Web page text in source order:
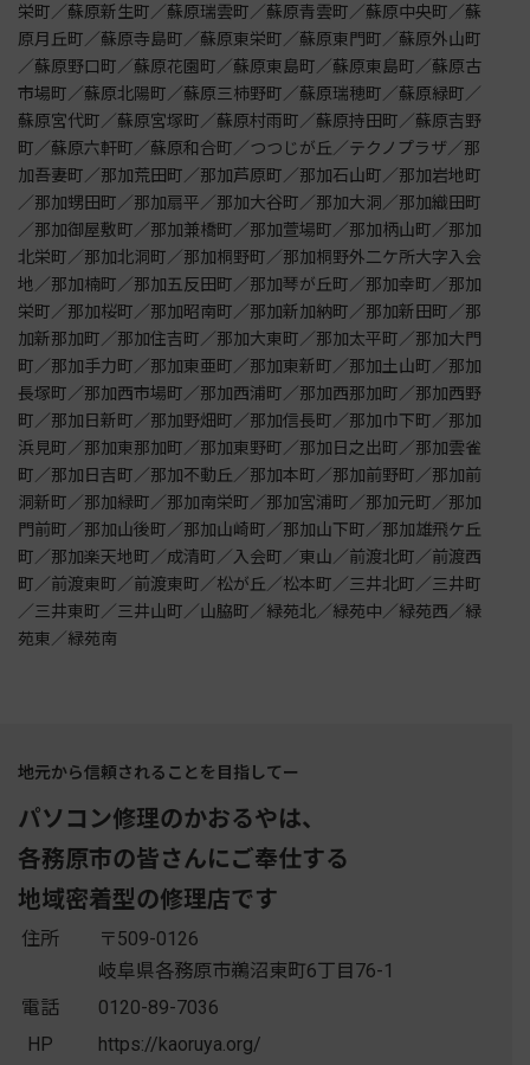
栄町／蘇原新生町／蘇原瑞雲町／蘇原青雲町／蘇原中央町／蘇
原月丘町／蘇原寺島町／蘇原東栄町／蘇原東門町／蘇原外山町
／蘇原野口町／蘇原花園町／蘇原東島町／蘇原東島町／蘇原古
市場町／蘇原北陽町／蘇原三柿野町／蘇原瑞穂町／蘇原緑町／
蘇原宮代町／蘇原宮塚町／蘇原村雨町／蘇原持田町／蘇原吉野
町／蘇原六軒町／蘇原和合町／つつじが丘／テクノプラザ／那
加吾妻町／那加荒田町／那加芦原町／那加石山町／那加岩地町
／那加甥田町／那加扇平／那加大谷町／那加大洞／那加織田町
／那加御屋敷町／那加兼橋町／那加萱場町／那加柄山町／那加
北栄町／那加北洞町／那加桐野町／那加桐野外二ケ所大字入会
地／那加楠町／那加五反田町／那加琴が丘町／那加幸町／那加
栄町／那加桜町／那加昭南町／那加新加納町／那加新田町／那
加新那加町／那加住吉町／那加大東町／那加太平町／那加大門
町／那加手力町／那加東亜町／那加東新町／那加土山町／那加
長塚町／那加西市場町／那加西浦町／那加西那加町／那加西野
町／那加日新町／那加野畑町／那加信長町／那加巾下町／那加
浜見町／那加東那加町／那加東野町／那加日之出町／那加雲雀
町／那加日吉町／那加不動丘／那加本町／那加前野町／那加前
洞新町／那加緑町／那加南栄町／那加宮浦町／那加元町／那加
門前町／那加山後町／那加山崎町／那加山下町／那加雄飛ケ丘
町／那加楽天地町／成清町／入会町／東山／前渡北町／前渡西
町／前渡東町／前渡東町／松が丘／松本町／三井北町／三井町
／三井東町／三井山町／山脇町／緑苑北／緑苑中／緑苑西／緑
苑東／緑苑南
地元から信頼されることを目指してー
パソコン修理のかおるやは、
各務原市の皆さんにご奉仕する
地域密着型の修理店です
住所
〒509-0126
岐阜県各務原市鵜沼東町6丁目76-1
電話
0120-89-7036
HP
https://kaoruya.org/